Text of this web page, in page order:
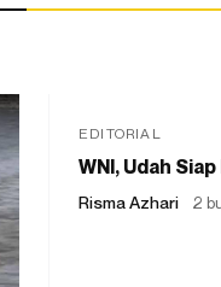
EDITORIAL
WNI, Udah
Risma Azhari 2